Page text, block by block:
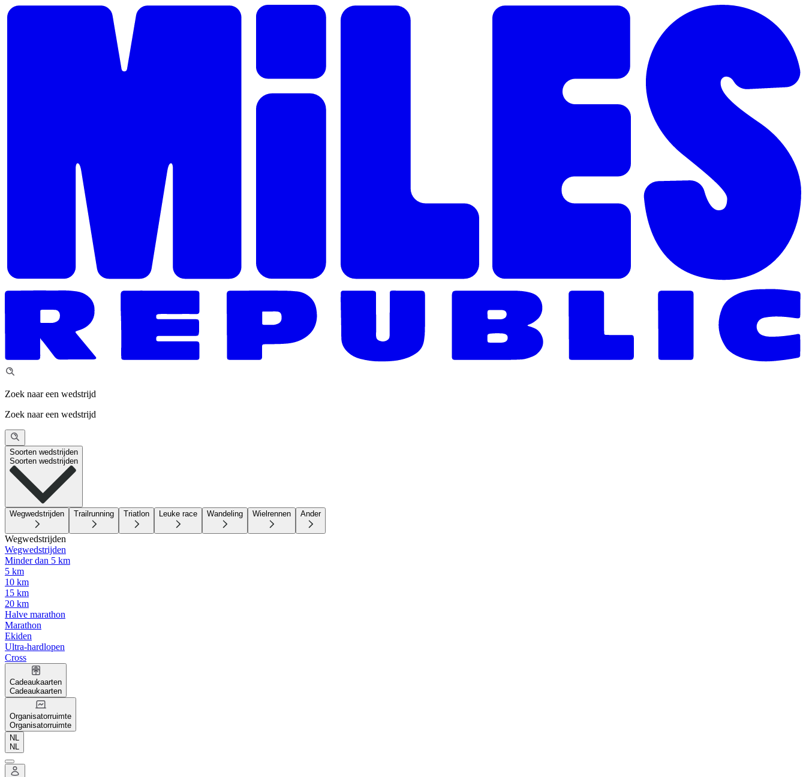
Zoek naar een wedstrijd
Zoek naar een wedstrijd
Soorten wedstrijden
Soorten wedstrijden
Wegwedstrijden Trailrunning Triatlon Leuke race Wandeling Wielrennen Ander
Wegwedstrijden
Wegwedstrijden
Minder dan 5 km
5 km
10 km
15 km
20 km
Halve marathon
Marathon
Ekiden
Ultra-hardlopen
Cross
Cadeaukaarten
Cadeaukaarten
Organisatorruimte
Organisatorruimte
NL
NL